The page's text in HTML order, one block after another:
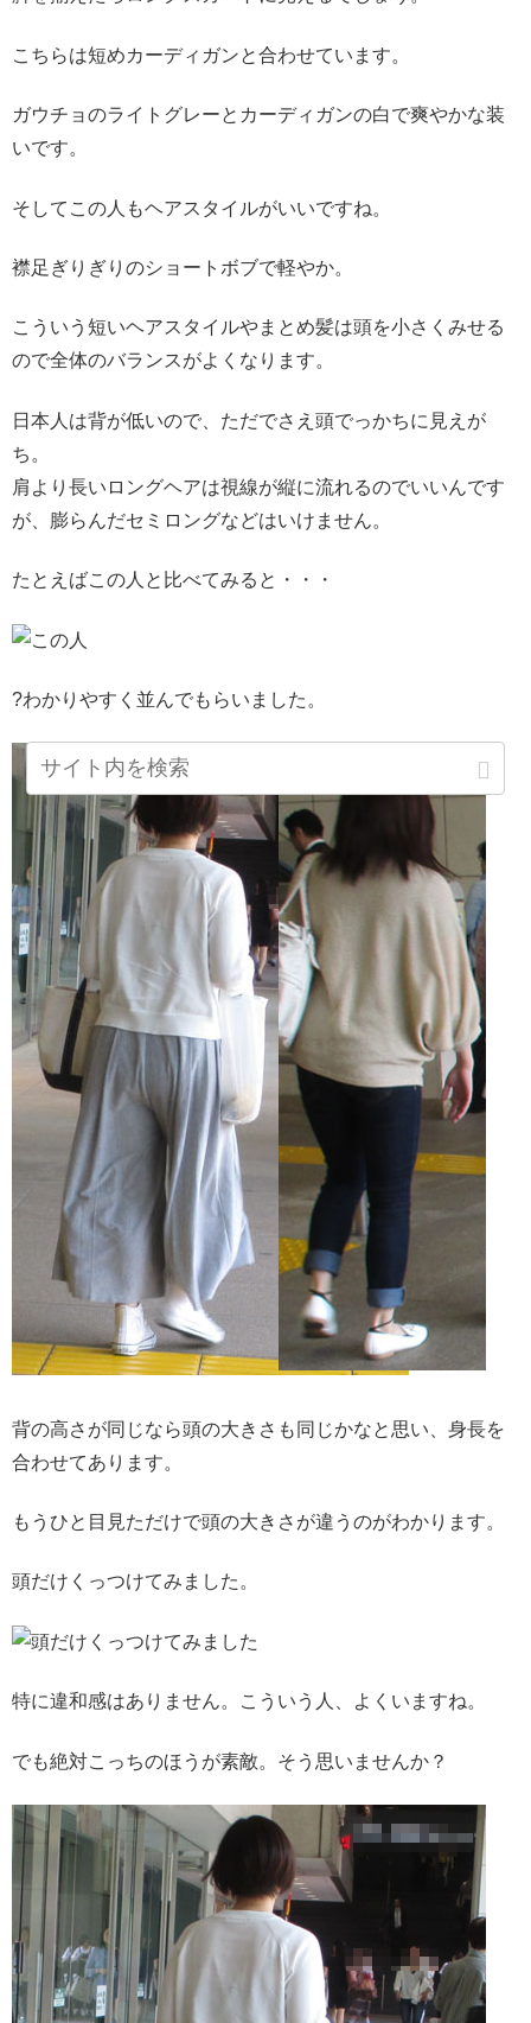
こちらは短めカーディガンと合わせています。
ガウチョのライトグレーとカーディガンの白で爽やかな装
いです。
そしてこの人もヘアスタイルがいいですね。
襟足ぎりぎりのショートボブで軽やか。
こういう短いヘアスタイルやまとめ髪は頭を小さくみせる
ので全体のバランスがよくなります。
日本人は背が低いので、ただでさえ頭でっかちに見えが
ち。
肩より長いロングヘアは視線が縦に流れるのでいいんです
が、膨らんだセミロングなどはいけません。
たとえばこの人と比べてみると・・・
?わかりやすく並んでもらいました。
背の高さが同じなら頭の大きさも同じかなと思い、身長を
合わせてあります。
もうひと目見ただけで頭の大きさが違うのがわかります。
頭だけくっつけてみました。
特に違和感はありません。こういう人、よくいますね。
でも絶対こっちのほうが素敵。そう思いませんか？